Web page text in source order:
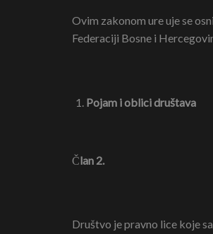
Ovim zakonom ure uje se
Federaciji Bosne i
Pojam i oblici društava
Član 2.
Društvo je pravno lice koje